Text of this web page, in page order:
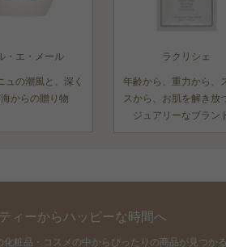
・エ・メール
ュの潮風と、深く
からの贈り物
ラクリシェ
年齢から、重力から、
スから、お肌を解き放
ジュアリーなブラン
ィーからハッピーな時間へ
化粧品・コスメの中からぴったりの商品が見つか